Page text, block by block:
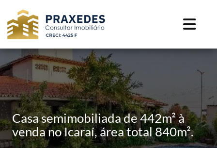
Casa semimobiliada de 442m² à
venda no Icaraí, área total 840m².